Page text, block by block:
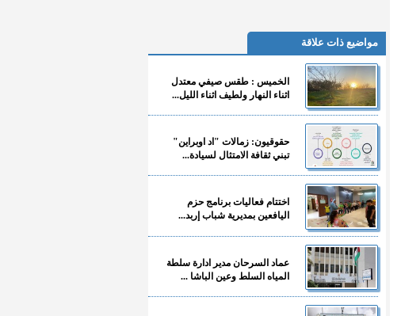
مواضيع ذات علاقة
الخميس : طقس صيفي معتدل
اثناء النهار ولطيف اثناء الليل...
حقوقيون: زمالات "اد اوبراين"
تبني ثقافة الامتثال لسيادة...
اختتام فعاليات برنامج حزم
اليافعين بمديرية شباب إربد...
عماد السرحان مدير ادارة سلطة
المياه السلط وعين الباشا ...